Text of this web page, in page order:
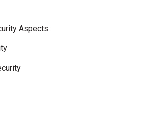
Aspects :